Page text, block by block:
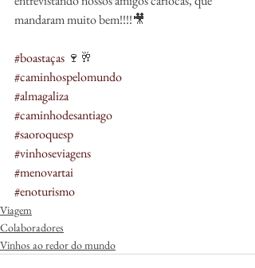
mandaram muito bem!!!!🎥
#boastaças 🍷🥂
#caminhospelomundo
#almagaliza
#caminhodesantiago
#saoroquesp
#vinhoseviagens
#menovartai
#enoturismo
Viagem
Colaboradores
Vinhos ao redor do mundo